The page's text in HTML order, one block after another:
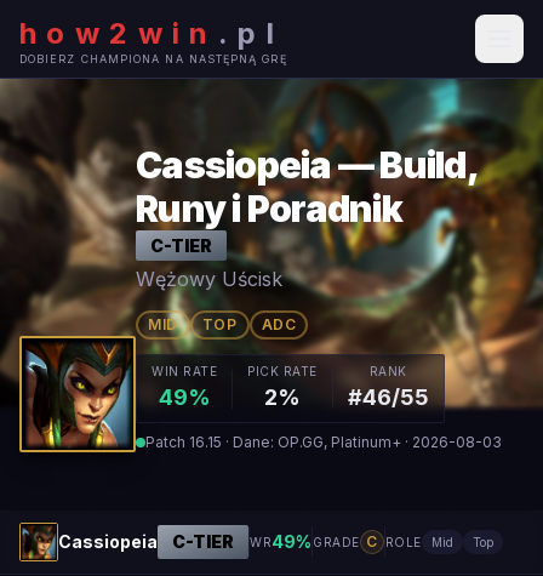
how2win . pl
DOBIERZ CHAMPIONA NA NASTĘPNĄ GRĘ
Cassiopeia — Build,
Runy i Poradnik
C-TIER
Wężowy Uścisk
MID TOP ADC
WIN RATE
49%
PICK RATE
2%
RANK
#46/55
Patch 16.15 · Dane: OP.GG, Platinum+ · 2026-08-03
Cassiopeia C-TIER WR49% GRADE C ROLE Mid Top